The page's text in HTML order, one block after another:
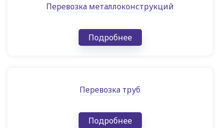
Перевозка металлоконструкций
Подробнее
Перевозка труб
Подробнее